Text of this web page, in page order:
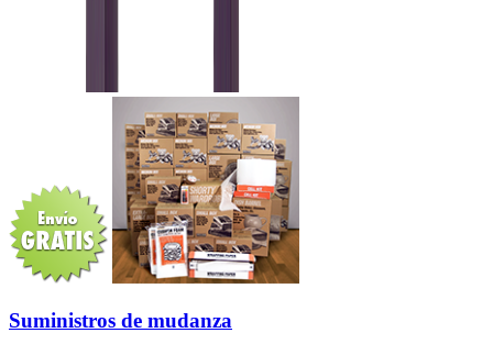
Suministros de mudanza